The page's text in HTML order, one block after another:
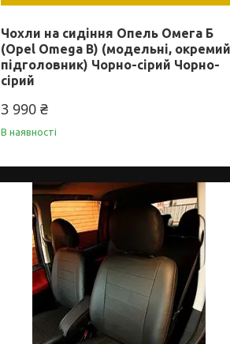
Чохли на сидіння Опель Омега Б
(Opel Omega B) (модельні, окремий
підголовник) Чорно-сірий Чорно-
сірий
3 990 ₴
В наявності